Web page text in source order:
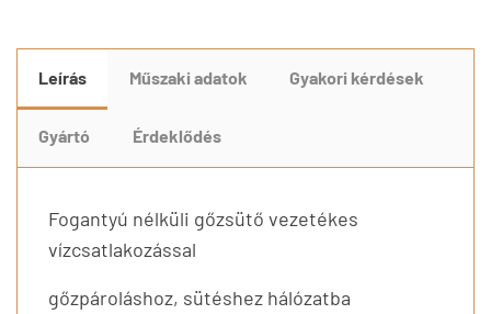
Leírás Műszaki adatok Gyakori kérdések
Gyártó Érdeklődés
Fogantyú nélküli gőzsütő vezetékes
vízcsatlakozással
gőzpároláshoz, sütéshez hálózatba